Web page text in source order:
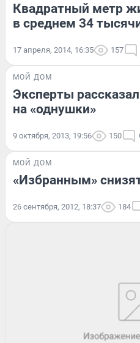
Квадратный метр
в среднем 34
17 апреля, 2014, 16:35 157
МОЙ ДОМ
Эксперты
на «однушки»
9 октября, 2013, 19:56 150
МОЙ ДОМ
«Избранным»
26 сентября, 2012, 18:37 184